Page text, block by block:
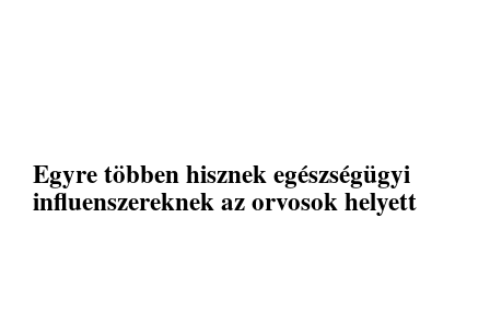
Egyre többen hisznek egészségügyi
influenszereknek az orvosok helyett